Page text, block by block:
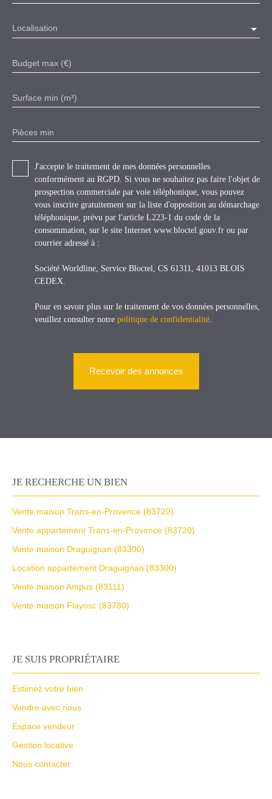
Localisation
Budget max (€)
Surface min (m²)
Pièces min
J'accepte le traitement de mes données personnelles
conformément au RGPD. Si vous ne souhaitez pas faire l'objet de
prospection commerciale par voie téléphonique, vous pouvez
vous inscrire gratuitement sur la liste d'opposition au démarchage
téléphonique, prévu par l'article L223-1 du code de la
consommation, sur le site Internet www.bloctel.gouv.fr ou par
courrier adressé à :
Société Worldline, Service Bloctel, CS 61311, 41013 BLOIS
CEDEX.
Pour en savoir plus sur le traitement de vos données personnelles,
veuillez consulter notre politique de confidentialité
Recevoir des annonces
JE RECHERCHE UN BIEN
Vente maison Trans-en-Provence (83720)
Vente appartement Trans-en-Provence (83720)
Vente maison Draguignan (83300)
Location appartement Draguignan (83300)
Vente maison Ampus (83111)
Vente maison Flayosc (83780)
JE SUIS PROPRIÉTAIRE
Estimez votre bien
Vendre avec nous
Espace vendeur
Gestion locative
Nous contacter